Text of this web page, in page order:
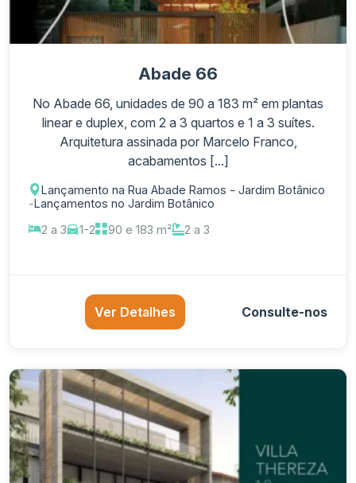
Abade 66
No Abade 66, unidades de 90 a 183 m² em plantas
linear e duplex, com 2 a 3 quartos e 1 a 3 suítes.
Arquitetura assinada por Marcelo Franco,
acabamentos [...]
Lançamento na Rua Abade Ramos - Jardim Botânico
-Lançamentos no Jardim Botânico
2 a 3
1-2 90 e 183 m² 2 a 3
Ver Detalhes Consulte-nos